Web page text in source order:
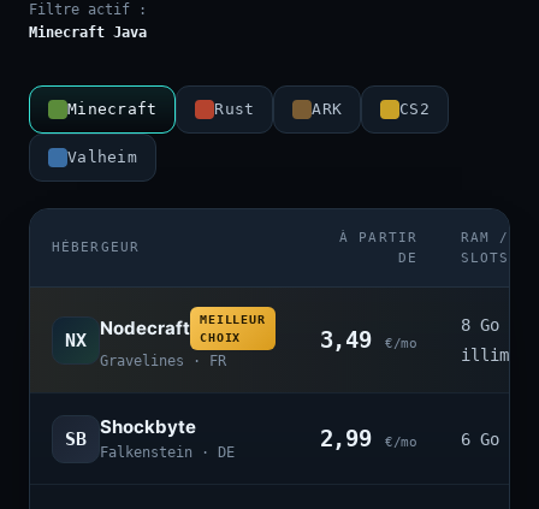
Filtre actif :
Minecraft Java
Minecraft Rust ARK CS2
Valheim
HÉBERGEUR
À PARTIR
DE
RAM /
SLOTS
NX
Nodecraft
MEILLEUR
CHOIX
Gravelines · FR
3,49 €/mo
8 Go ·
SB
Shockbyte
Falkenstein · DE
2,99 €/mo 6 Go ·